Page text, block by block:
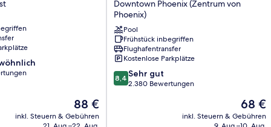
Der
Preis
beträgt
88 €
inkl. Steuern & Gebühren
Western
Phoenix
Airport
Downtown
Phoenix
(Zentrum
von
Phoenix)
Downtown Phoenix (Zentrum von
Phoenix)
Pool
Frühstück inbegriffen
Flughafentransfer
Kostenlose Parkplätze
8.4
von
8,4 Sehr gut
2.380 Bewertungen
Der
Preis
beträgt
68 €
inkl. Steuern & Gebühren